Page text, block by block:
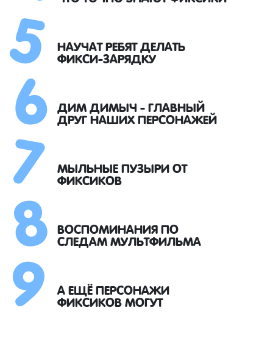
НАУЧАТ РЕБЯТ ДЕЛАТЬ
ФИКСИ-ЗАРЯДКУ
ДИМ ДИМЫЧ - ГЛАВНЫЙ
ДРУГ НАШИХ ПЕРСОНАЖЕЙ
МЫЛЬНЫЕ ПУЗЫРИ ОТ
ФИКСИКОВ
ВОСПОМИНАНИЯ ПО
СЛЕДАМ МУЛЬТФИЛЬМА
А ЕЩЁ ПЕРСОНАЖИ
ФИКСИКОВ МОГУТ